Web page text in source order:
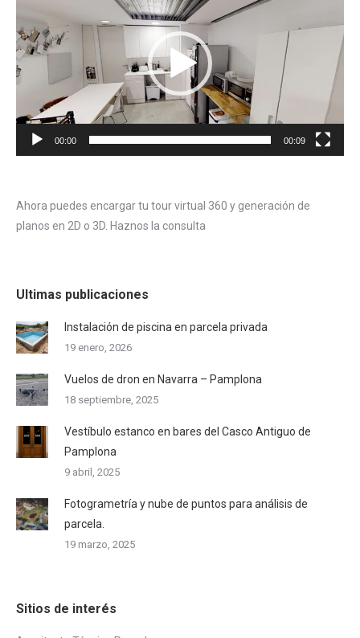
00:00 00:09
Ahora puedes encargar tu tour virtual 360 y generación de
planos en 2D o 3D. Haznos la consulta
Ultimas publicaciones
Instalación de piscina en parcela privada
19 enero, 2026
Vuelos de dron en Navarra – Pamplona
18 septiembre, 2025
Vestíbulo estanco en bares del Casco Antiguo de
Pamplona
9 abril, 2025
Fotogrametría y nube de puntos para análisis de
parcela.
19 marzo, 2025
Sitios de interés